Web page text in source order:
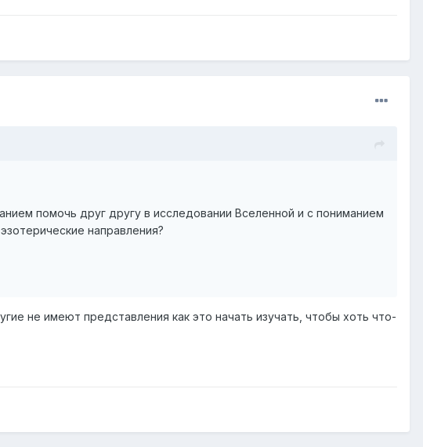
помочь друг другу в исследовании Вселенной и с пониманием
направления?
не имеют представления как это начать изучать, чтобы хоть что-